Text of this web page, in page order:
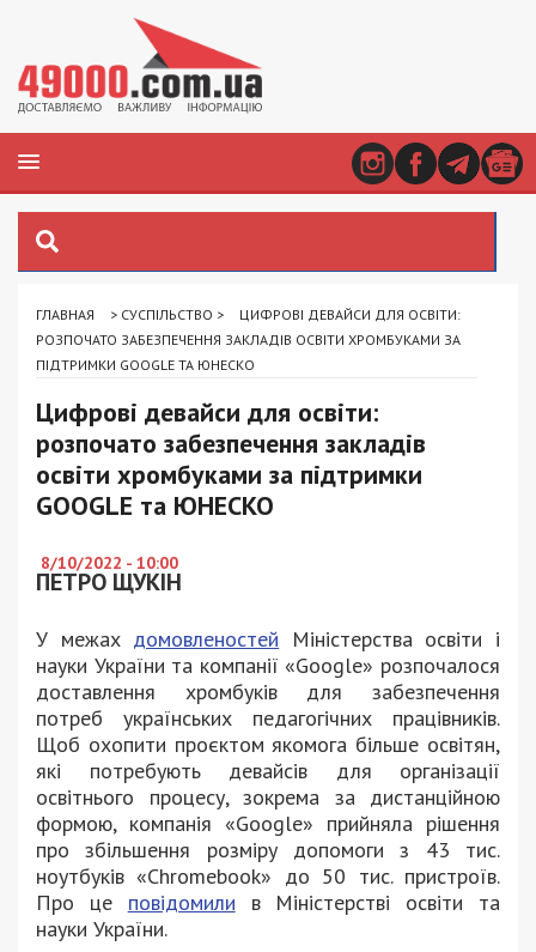
ГЛАВНАЯ > СУСПІЛЬСТВО >
ЦИФРОВІ ДЕВАЙСИ ДЛЯ ОСВІТИ:
РОЗПОЧАТО ЗАБЕЗПЕЧЕННЯ ЗАКЛАДІВ ОСВІТИ ХРОМБУКАМИ ЗА
ПІДТРИМКИ GOOGLE ТА ЮНЕСКО
Цифрові девайси для освіти:
розпочато забезпечення закладів
освіти хромбуками за підтримки
GOOGLE та ЮНЕСКО
8/10/2022 - 10:00
ПЕТРО ЩУКІН
У межах домовленостей Міністерства освіти і
науки України та компанії «Google» розпочалося
доставлення хромбуків для забезпечення
потреб українських педагогічних працівників.
Щоб охопити проєктом якомога більше освітян,
які потребують девайсів для організації
освітнього процесу, зокрема за дистанційною
формою, компанія «Google» прийняла рішення
про збільшення розміру допомоги з 43 тис.
ноутбуків «Chromebook» до 50 тис. пристроїв.
Про це повідомили в Міністерстві освіти та
науки України.